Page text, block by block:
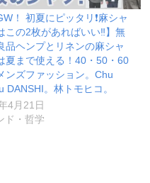
！ 初夏にピッタリ❗️麻シャ
この2枚があればいい‼️】無
品ヘンプとリネンの麻シャ
夏まで使える！40・50・60
ンズファッション。Chu
DANSHI。林トモヒコ。
4月21日
ド・哲学